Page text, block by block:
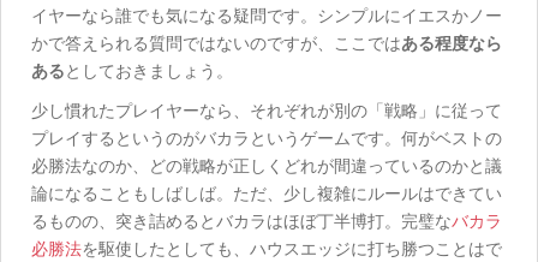
イヤーなら誰でも気になる疑問です。シンプルにイエスかノー
かで答えられる質問ではないのですが、ここではある程度なら
あるとしておきましょう。
少し慣れたプレイヤーなら、それぞれが別の「戦略」に従って
プレイするというのがバカラというゲームです。何がベストの
必勝法なのか、どの戦略が正しくどれが間違っているのかと議
論になることもしばしば。ただ、少し複雑にルールはできてい
るものの、突き詰めるとバカラはほぼ丁半博打。完璧なバカラ
必勝法を駆使したとしても、ハウスエッジに打ち勝つことはで